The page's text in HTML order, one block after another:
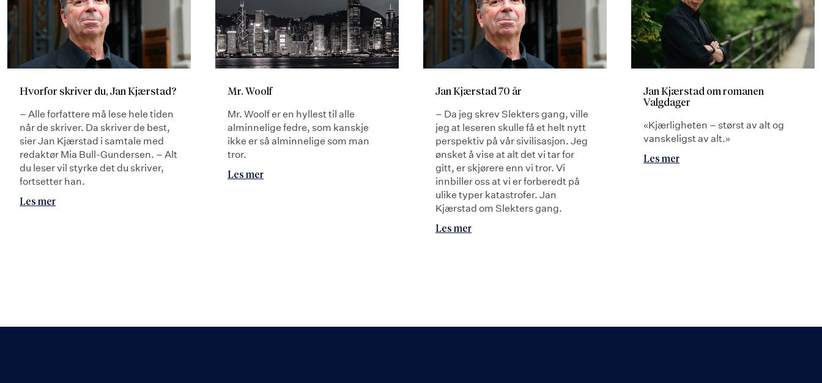
Hvorfor skriver du, Jan Kjærstad?
– Alle forfattere må lese hele tiden
når de skriver. Da skriver de best,
sier Jan Kjærstad i samtale med
redaktør Mia Bull-Gundersen. – Alt
du leser vil styrke det du skriver,
fortsetter han.
Les mer
Mr. Woolf
Mr. Woolf er en hyllest til alle
alminnelige fedre, som kanskje
ikke er så alminnelige som man
tror.
Les mer
Jan Kjærstad 70 år
– Da jeg skrev Slekters gang, ville
jeg at leseren skulle få et helt nytt
perspektiv på vår sivilisasjon. Jeg
ønsket å vise at alt det vi tar for
gitt, er skjørere enn vi tror. Vi
innbiller oss at vi er forberedt på
ulike typer katastrofer. Jan
Kjærstad om Slekters gang.
Les mer
Jan Kjærstad om romanen
Valgdager
«Kjærligheten – størst av alt og
vanskeligst av alt.»
Les mer